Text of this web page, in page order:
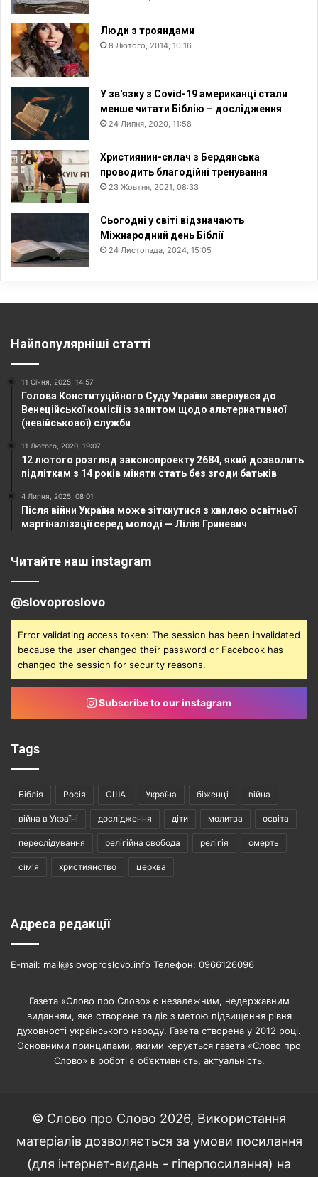
Люди з трояндами
8 Лютого, 2014, 10:16
У зв'язку з Covid-19 американці стали
менше читати Біблію – дослідження
24 Липня, 2020, 11:58
Християнин-силач з Бердянська
проводить благодійні тренування
23 Жовтня, 2021, 08:33
Сьогодні у світі відзначають
Міжнародний день Біблії
24 Листопада, 2024, 15:05
Найпопулярніші статті
11 Січня, 2025, 14:57
Голова Конституційного Суду України звернувся до
Венеційської комісії із запитом щодо альтернативної
(невійськової) служби
11 Лютого, 2020, 19:07
12 лютого розгляд законопроекту 2684, який дозволить
підліткам з 14 років міняти стать без згоди батьків
4 Липня, 2025, 08:01
Після війни Україна може зіткнутися з хвилею освітньої
маргіналізації серед молоді — Лілія Гриневич
Читайте наш instagram
@slovoproslovo
Error validating access token: The session has been invalidated
because the user changed their password or Facebook has
changed the session for security reasons.
Subscribe to our instagram
Tags
Біблія Росія США Україна біженці війна
війна в Україні дослідження діти молитва освіта
переслідування релігійна свобода релігія смерть
сім'я християнство церква
Адреса редакції
E-mail: mail@slovoproslovo.info Телефон: 0966126096
Газета «Слово про Слово» є незалежним, недержавним
виданням, яке створене та діє з метою підвищення рівня
духовності українського народу. Газета створена у 2012 році.
Основними принципами, якими керується газета «Слово про
Слово» в роботі є об’єктивність, актуальність.
© Слово про Слово 2026, Використання
матеріалів дозволяється за умови посилання
(для інтернет-видань - гіперпосилання) на